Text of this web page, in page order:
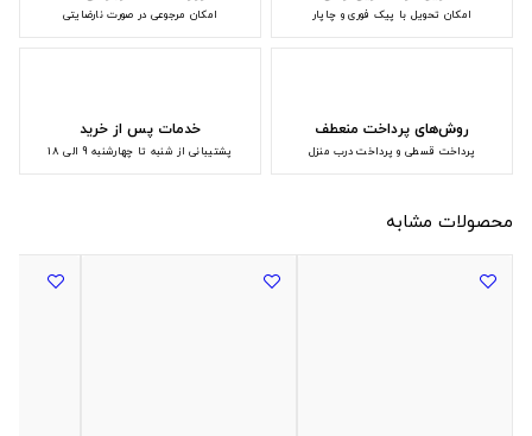
امکان تحویل با پیک فوری و چاپار امکان مرجوعی در صورت نارضایتی
روش‌های پرداخت منعطف
پرداخت قسطی و پرداخت درب منزل
خدمات پس از خرید
پشتیبانی از شنبه تا چهارشنبه 9 الی 18
محصولات مشابه